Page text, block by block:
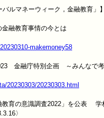
ルマネーウィーク，金融教育」
融教育事情の今とは
makemoney58
　金融庁特別企画　～みんなで
20230303/20230303.html
育の意識調査2022」を公表　